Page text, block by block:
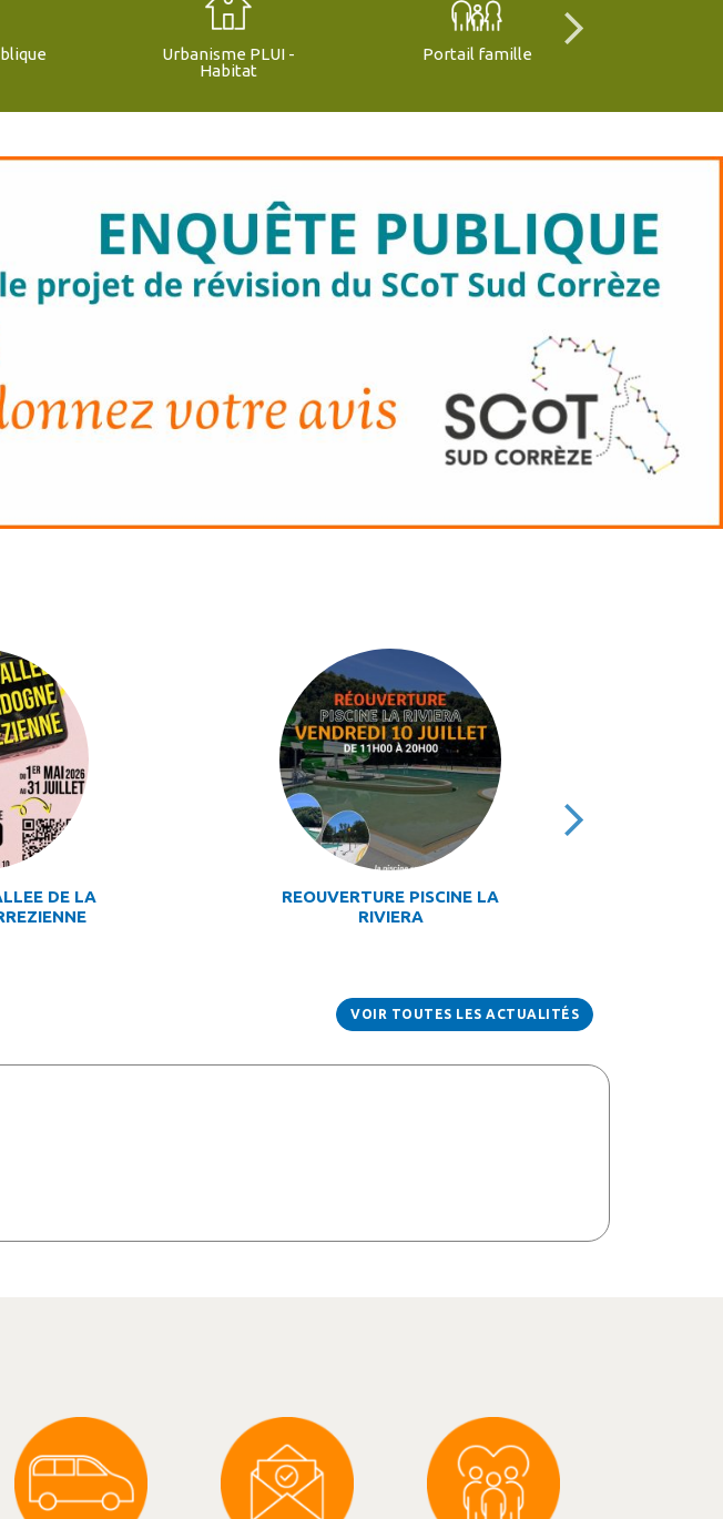
Urbanisme PLUI -
Habitat
Portail famille
DE LA
REOUVERTURE PISCINE LA
RIVIERA
VOIR TOUTES LES ACTUALITÉS